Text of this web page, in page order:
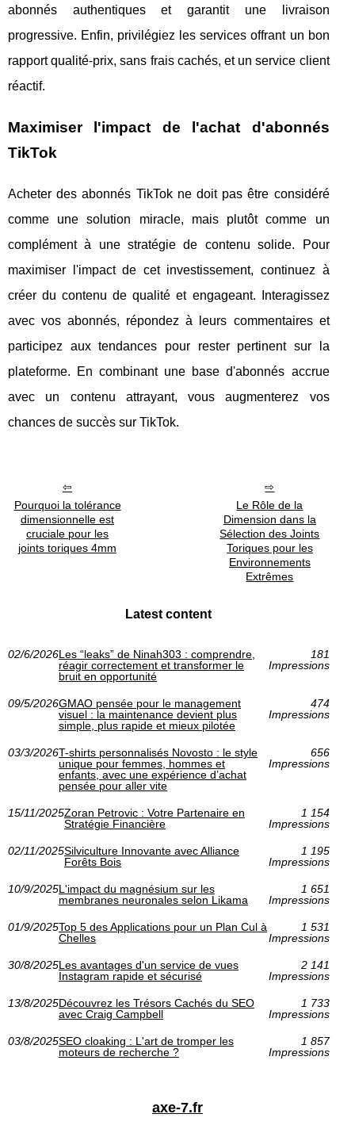
abonnés authentiques et garantit une livraison
progressive. Enfin, privilégiez les services offrant un bon
rapport qualité-prix, sans frais cachés, et un service client
réactif.
Maximiser l'impact de l'achat d'abonnés
TikTok
Acheter des abonnés TikTok ne doit pas être considéré
comme une solution miracle, mais plutôt comme un
complément à une stratégie de contenu solide. Pour
maximiser l'impact de cet investissement, continuez à
créer du contenu de qualité et engageant. Interagissez
avec vos abonnés, répondez à leurs commentaires et
participez aux tendances pour rester pertinent sur la
plateforme. En combinant une base d'abonnés accrue
avec un contenu attrayant, vous augmenterez vos
chances de succès sur TikTok.
Pourquoi la tolérance
dimensionnelle est
cruciale pour les
joints toriques 4mm
Le Rôle de la
Dimension dans la
Sélection des Joints
Toriques pour les
Environnements
Extrêmes
Latest content
02/6/2026Les “leaks” de Ninah303 : comprendre,
réagir correctement et transformer le
bruit en opportunité
181
Impressions
09/5/2026GMAO pensée pour le management
visuel : la maintenance devient plus
simple, plus rapide et mieux pilotée
474
Impressions
03/3/2026T-shirts personnalisés Novosto : le style
unique pour femmes, hommes et
enfants, avec une expérience d’achat
pensée pour aller vite
656
Impressions
15/11/2025Zoran Petrovic : Votre Partenaire en
Stratégie Financière
1 154
Impressions
02/11/2025Silviculture Innovante avec Alliance
Forêts Bois
1 195
Impressions
10/9/2025L'impact du magnésium sur les
membranes neuronales selon Likama
1 651
Impressions
01/9/2025Top 5 des Applications pour un Plan Cul à
Chelles
1 531
Impressions
30/8/2025Les avantages d'un service de vues
Instagram rapide et sécurisé
2 141
Impressions
13/8/2025Découvrez les Trésors Cachés du SEO
avec Craig Campbell
1 733
Impressions
03/8/2025SEO cloaking : L'art de tromper les
moteurs de recherche ?
1 857
Impressions
axe-7.fr